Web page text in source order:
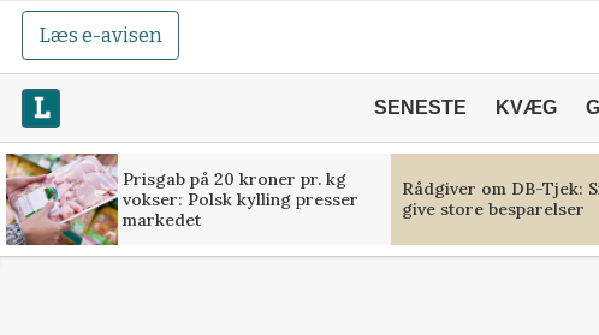
Læs e-avisen
SENESTE KVÆG
Prisgab på 20 kroner pr. kg
vokser: Polsk kylling presser
markedet
Rådgiver om DB-Tjek:
give store besparelser